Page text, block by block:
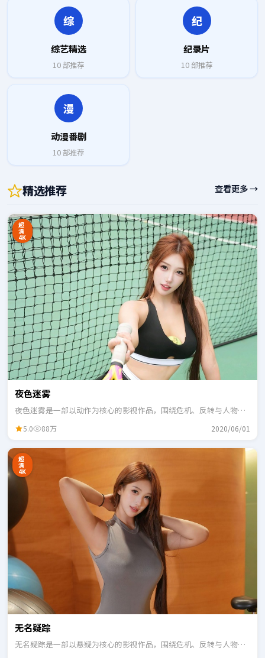
综
综艺精选
10部推荐
纪
纪录片
10部推荐
漫
动漫番剧
10部推荐
精选推荐 查看更多 →
超
清
4K
夜色迷雾
夜色迷雾是一部以动作为核心的影视作品，围绕危机、反转与人物成
5.0 88万 2020/06/01
超
清
4K
无名疑踪
无名疑踪是一部以悬疑为核心的影视作品，围绕危机、反转与人物成